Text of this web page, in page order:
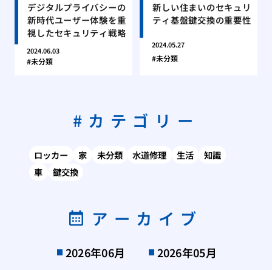
デジタルプライバシーの
新時代ユーザー体験を重
視したセキュリティ戦略
2024.06.03
未分類
新しい住まいのセキュリ
ティ基盤鍵交換の重要性
2024.05.27
未分類
カテゴリー
ロッカー 家 未分類 水道修理 生活
知識
車
鍵交換
アーカイブ
2026年06月
2026年05月